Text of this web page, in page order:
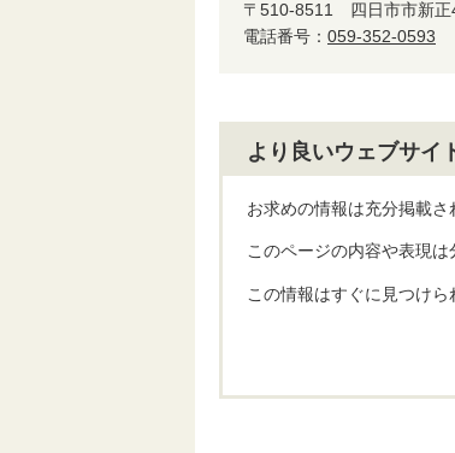
〒510-8511 四日市市新正
電話番号： 059-352-0593
より良いウェブサイ
お求めの情報は充分掲載さ
このページの内容や表現
この情報はすぐに見つけら